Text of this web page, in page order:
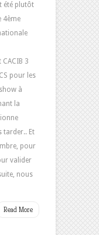
été plutôt
4ème
3
pour les
à
la
tarder.. Et
pour
valider
nous
Read More